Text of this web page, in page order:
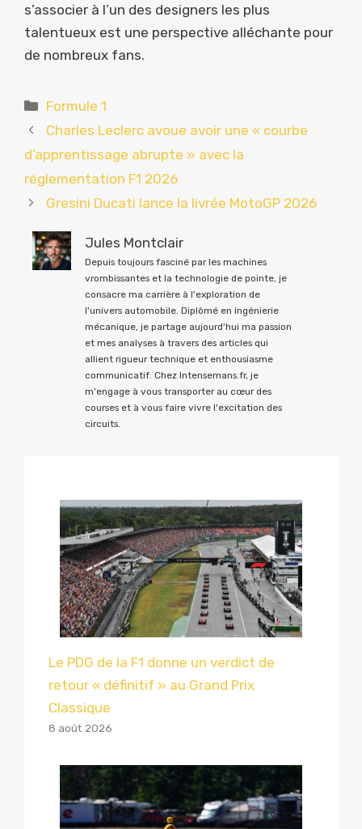
s’associer à l’un des designers les plus
talentueux est une perspective alléchante pour
de nombreux fans.
Catégories
Formule 1
Charles Leclerc avoue avoir une « courbe
d’apprentissage abrupte » avec la
réglementation F1 2026
Gresini Ducati lance la livrée MotoGP 2026
Jules Montclair
Depuis toujours fasciné par les machines
vrombissantes et la technologie de pointe, je
consacre ma carrière à l'exploration de
l'univers automobile. Diplômé en ingénierie
mécanique, je partage aujourd'hui ma passion
et mes analyses à travers des articles qui
allient rigueur technique et enthousiasme
communicatif. Chez Intensemans.fr, je
m'engage à vous transporter au cœur des
courses et à vous faire vivre l'excitation des
circuits.
Le PDG de la F1 donne un verdict de
retour « définitif » au Grand Prix
Classique
8 août 2026